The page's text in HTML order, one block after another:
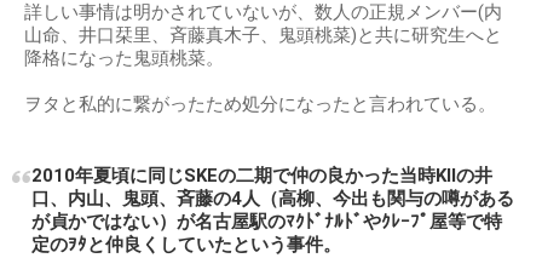
詳しい事情は明かされていないが、数人の正規メンバー(内
山命、井口栞里、斉藤真木子、鬼頭桃菜)と共に研究生へと
降格になった鬼頭桃菜。
ヲタと私的に繋がったため処分になったと言われている。
2010年夏頃に同じSKEの二期で仲の良かった当時KⅡの井
口、内山、鬼頭、斉藤の4人（高柳、今出も関与の噂がある
が貞かではない）が名古屋駅のﾏｸﾄﾞﾅﾙﾄﾞやｸﾚｰﾌﾟ屋等で特
定のｦﾀと仲良くしていたという事件。